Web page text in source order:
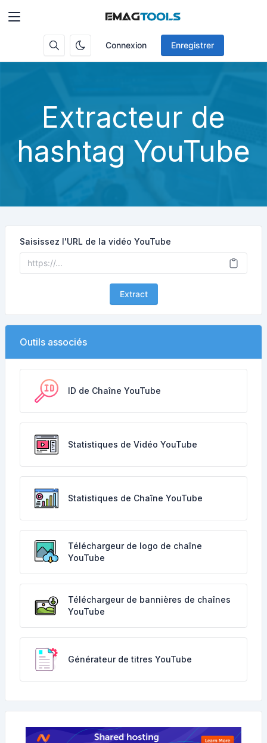
Connexion Enregistrer
Extracteur de
hashtag YouTube
Saisissez l'URL de la vidéo YouTube
Extract
Outils associés
ID de Chaîne YouTube
Statistiques de Vidéo YouTube
Statistiques de Chaîne YouTube
Téléchargeur de logo de chaîne
YouTube
Téléchargeur de bannières de chaînes
YouTube
Générateur de titres YouTube